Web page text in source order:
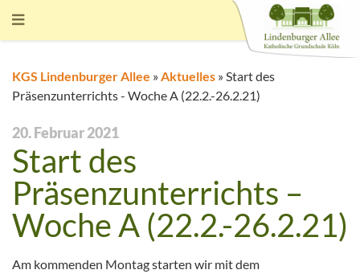
KGS Lindenburger Allee »Aktuelles »Start des
Präsenzunterrichts - Woche A (22.2.-26.2.21)
20. Februar 2021
Start des
Präsenzunterrichts –
Woche A (22.2.-26.2.21)
Am kommenden Montag starten wir mit dem